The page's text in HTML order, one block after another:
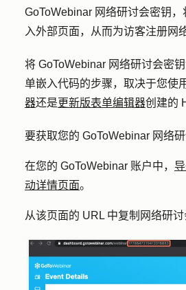
GoToWebinar 网络研讨会密钥
入外部页面，从而为访客注册网
将 GoToWebinar 网络研讨会密
单嵌入代码的步骤，取决于您使
器还是更新版表单编辑器创建的
要获取您的 GoToWebinar 网络
在您的 GoToWebinar 账户中，
动详情页面。
从该页面的 URL 中复制 网络研